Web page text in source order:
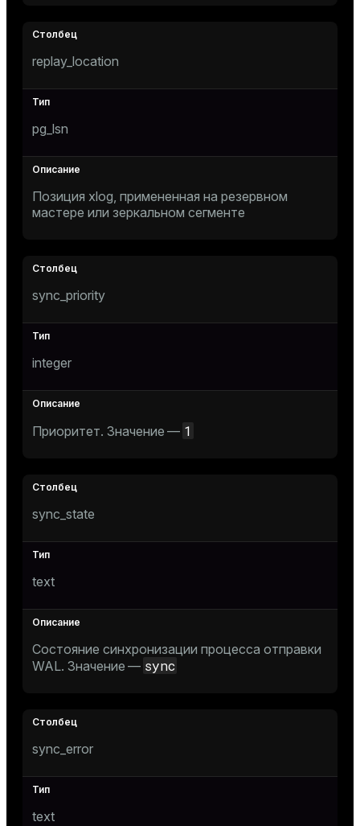
replay_location
pg_lsn
Позиция xlog, примененная на резервном
мастере или зеркальном сегменте
sync_priority
integer
Приоритет. Значение — 1
sync_state
text
Состояние синхронизации процесса отправки
WAL. Значение — sync
sync_error
text